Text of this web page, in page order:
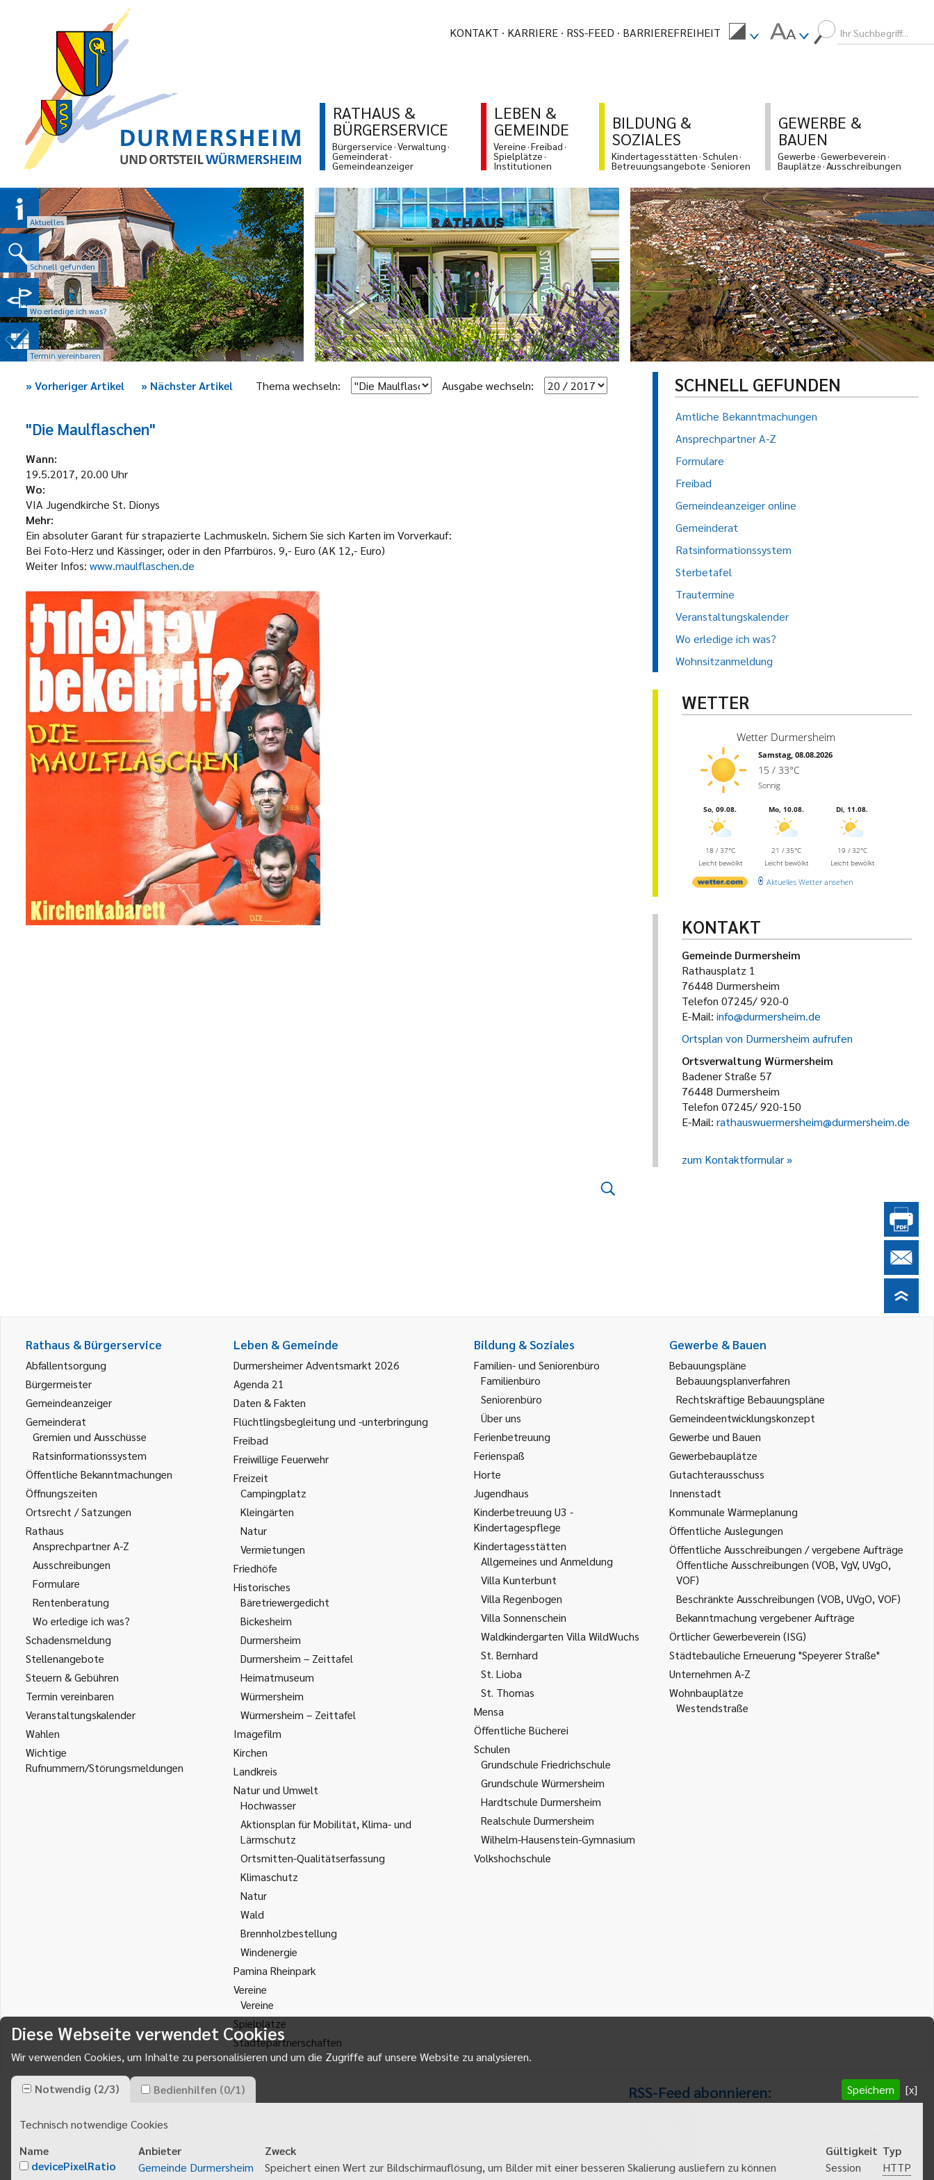
KONTAKT KARRIERE RSS-FEED BARRIEREFREIHEIT
RATHAUS &
BÜRGERSERVICE
Bürgerservice Verwaltung
Gemeinderat
Gemeindeanzeiger
LEBEN &
GEMEINDE
Vereine Freibad
Spielplätze
Institutionen
BILDUNG &
SOZIALES
Kindertagesstätten Schulen
Betreuungsangebote Senioren
GEWERBE &
BAUEN
Gewerbe Gewerbeverein
Bauplätze Ausschreibungen
Aktuelles
Schnell gefunden
Wo erledige ich was?
Termin vereinbaren
»Vorheriger Artikel » Nächster Artikel Thema wechseln: Ausgabe wechseln:
"Die Maulflaschen"
Wann:
19.5.2017, 20.00 Uhr
Wo:
VIA Jugendkirche St. Dionys
Mehr:
Ein absoluter Garant für strapazierte Lachmuskeln. Sichern Sie sich Karten im Vorverkauf:
Bei Foto-Herz und Kässinger, oder in den Pfarrbüros. 9,- Euro (AK 12,- Euro)
Weiter Infos: www.maulflaschen.de
SCHNELL GEFUNDEN
Amtliche Bekanntmachungen
Ansprechpartner A-Z
Formulare
Freibad
Gemeindeanzeiger online
Gemeinderat
Ratsinformationssystem
Sterbetafel
Trautermine
Veranstaltungskalender
Wo erledige ich was?
Wohnsitzanmeldung
WETTER
Wetter Durmersheim
Samstag, 08.08.2026
15 / 33°C
Sonnig
So, 09.08.
18 / 37°C
Leicht bewölkt
Mo, 10.08.
21 / 35°C
Leicht bewölkt
Di, 11.08.
19 / 32°C
Leicht bewölkt
Aktuelles Wetter ansehen
KONTAKT
Gemeinde Durmersheim
Rathausplatz 1
76448 Durmersheim
Telefon 07245/ 920-0
E-Mail: info@durmersheim.de
Ortsplan von Durmersheim aufrufen
Ortsverwaltung Würmersheim
Badener Straße 57
76448 Durmersheim
Telefon 07245/ 920-150
E-Mail: rathauswuermersheim@durmersheim.de
zum Kontaktformular
Rathaus & Bürgerservice
Abfallentsorgung
Bürgermeister
Gemeindeanzeiger
Gemeinderat
Gremien und Ausschüsse
Ratsinformationssystem
Öffentliche Bekanntmachungen
Öffnungszeiten
Ortsrecht / Satzungen
Rathaus
Ansprechpartner A-Z
Ausschreibungen
Formulare
Rentenberatung
Wo erledige ich was?
Schadensmeldung
Stellenangebote
Steuern & Gebühren
Termin vereinbaren
Veranstaltungskalender
Wahlen
Wichtige
Rufnummern/Störungsmeldungen
Leben & Gemeinde
Durmersheimer Adventsmarkt 2026
Agenda 21
Daten & Fakten
Flüchtlingsbegleitung und -unterbringung
Freibad
Freiwillige Feuerwehr
Freizeit
Campingplatz
Kleingärten
Natur
Vermietungen
Friedhöfe
Historisches
Bäretriewergedicht
Bickesheim
Durmersheim
Durmersheim – Zeittafel
Heimatmuseum
Würmersheim
Würmersheim – Zeittafel
Imagefilm
Kirchen
Landkreis
Natur und Umwelt
Hochwasser
Aktionsplan für Mobilität, Klima- und
Lärmschutz
Ortsmitten-Qualitätserfassung
Klimaschutz
Natur
Wald
Brennholzbestellung
Windenergie
Pamina Rheinpark
Vereine
Vereine
Spielplätze
Städtepartnerschaften
Bildung & Soziales
Familien- und Seniorenbüro
Familienbüro
Seniorenbüro
Über uns
Ferienbetreuung
Ferienspaß
Horte
Jugendhaus
Kinderbetreuung U3 -
Kindertagespflege
Kindertagesstätten
Allgemeines und Anmeldung
Villa Kunterbunt
Villa Regenbogen
Villa Sonnenschein
Waldkindergarten Villa WildWuchs
St. Bernhard
St. Lioba
St. Thomas
Mensa
Öffentliche Bücherei
Schulen
Grundschule Friedrichschule
Grundschule Würmersheim
Hardtschule Durmersheim
Realschule Durmersheim
Wilhelm-Hausenstein-Gymnasium
Volkshochschule
Gewerbe & Bauen
Bebauungspläne
Bebauungsplanverfahren
Rechtskräftige Bebauungspläne
Gemeindeentwicklungskonzept
Gewerbe und Bauen
Gewerbebauplätze
Gutachterausschuss
Innenstadt
Kommunale Wärmeplanung
Öffentliche Auslegungen
Öffentliche Ausschreibungen / vergebene Aufträge
Öffentliche Ausschreibungen (VOB, VgV, UVgO,
VOF)
Beschränkte Ausschreibungen (VOB, UVgO, VOF)
Bekanntmachung vergebener Aufträge
Örtlicher Gewerbeverein (ISG)
Städtebauliche Erneuerung "Speyerer Straße"
Unternehmen A-Z
Wohnbauplätze
Westendstraße
Gemeinde Durmersheim
76448Durmersheim
info@durmersheim.de
E-Mail schreiben
RSS-Feed abonnieren:
Diese Webseite verwendet Cookies
Wir verwenden Cookies, um Inhalte zu personalisieren und um die Zugriffe auf unsere Website zu analysieren.
Notwendig (2/3) Bedienhilfen (0/1) Speichern [x]
Technisch notwendige Cookies
Name
Anbieter Zweck Gültigkeit Typ
devicePixelRatio
Gemeinde Durmersheim Speichert einen Wert zur Bildschirmauflösung, um Bilder mit einer besseren Skalierung ausliefern zu können Session
HTTP